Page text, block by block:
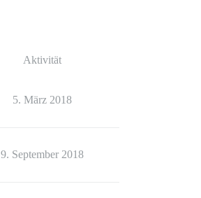
Aktivität
5. März 2018
9. September 2018